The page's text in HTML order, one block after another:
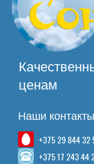
ценам
Наши
+375 29 844 32
+375 17 243 44